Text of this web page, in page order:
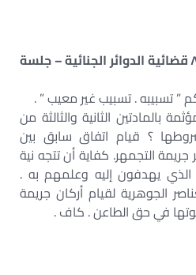
الطعن رقم ٢٠٤٩٩ لسنة ٨٧ قضائية الدوائر الجنائية – جلسة
” تسبيبه . تسبيب غير معيب ” .
بالمادتين الثانية والثالثة من
١٠ لسنة ١٩١٤ . شروطها ؟ قيام اتفاق سابق بين
جريمة التجمهر. كفاية أن تتجه نية
يهدفون إليه وعلمهم به .
الجوهرية لقيام أركان جريمة
في حق الطاعن . كاف .